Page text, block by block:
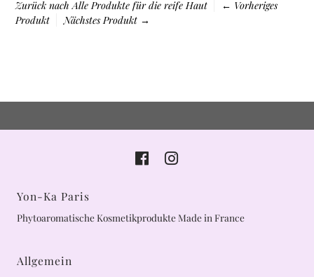
Zurück nachAlle Produkte für die reife Haut
← Vorheriges
Produkt
Nächstes Produkt →
Yon-Ka Paris
Phytoaromatische Kosmetikprodukte Made in France
Allgemein